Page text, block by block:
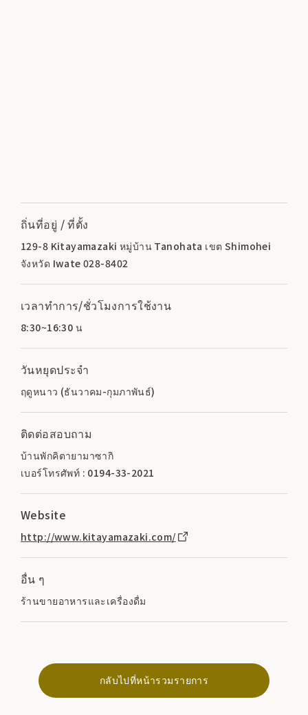
ถิ่นที่อยู่ / ที่ตั้ง
129-8 Kitayamazaki หมู่บ้าน Tanohata เขต Shimohei
จังหวัด Iwate 028-8402
เวลาทำการ/ชั่วโมงการใช้งาน
8:30~16:30 น
วันหยุดประจำ
ฤดูหนาว (ธันวาคม-กุมภาพันธ์)
ติดต่อสอบถาม
บ้านพักคิตายามาซากิ
เบอร์โทรศัพท์ : 0194-33-2021
Website
http://www.kitayamazaki.com/
อื่น ๆ
ร้านขายอาหารและเครื่องดื่ม
กลับไปที่หน้ารวมรายการ